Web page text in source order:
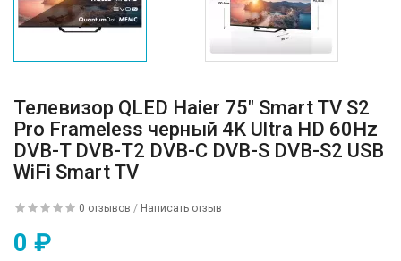
Телевизор QLED Haier 75" Smart TV S2
Pro Frameless черный 4K Ultra HD 60Hz
DVB-T DVB-T2 DVB-C DVB-S DVB-S2 USB
WiFi Smart TV
0 отзывов / Написать отзыв
0 ₽